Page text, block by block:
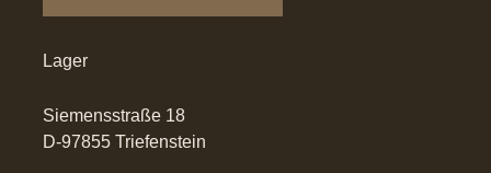
Lager
Siemensstraße 18
D-97855 Triefenstein